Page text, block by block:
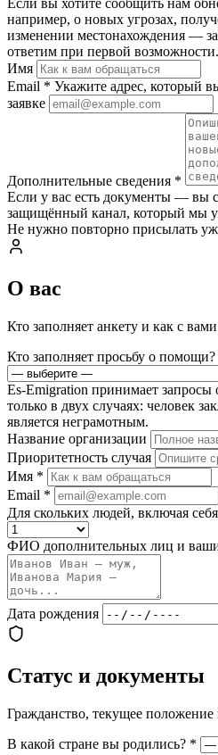
Если вы хотите сообщить нам
например, о новых угрозах,
изменении местонахождения —
ответим при первой возможности.
Имя
Email * Укажите адрес, который
заявке
Дополнительные сведения *
Если у вас есть документы — вы
защищённый канал, который мы
Не нужно повторно присылать
О вас
Кто заполняет анкету и как с вами
Кто заполняет просьбу о помощи?
Es-Emigration принимает запросы
только в двух случаях: человек
является неграмотным.
Название организации
Приоритетность случая
Имя *
Email *
Для скольких людей, включая
ФИО дополнительных лиц и
Дата рождения
Статус и документы
Гражданство, текущее
В какой стране вы родились? *